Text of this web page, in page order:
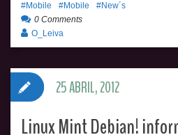
Mobile Mobile
New´s
0 Comments
O_Leiva
Linux Mint Debian!
25 ABRIL, 2012